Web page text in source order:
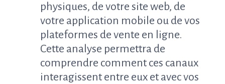
physiques, de votre site web, de
votre application mobile ou de vos
plateformes de vente en ligne.
Cette analyse permettra de
comprendre comment ces canaux
interagissent entre eux et avec vos